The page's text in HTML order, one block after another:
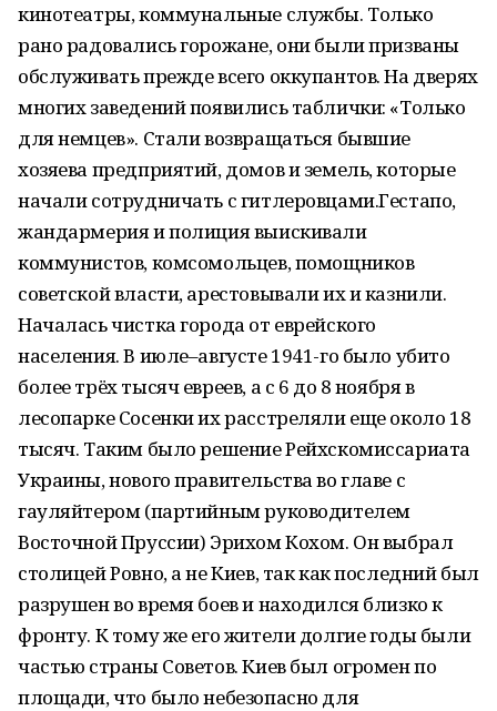
кинотеатры, коммунальные службы. Только
рано радовались горожане, они были призваны
обслуживать прежде всего оккупантов. На дверях
многих заведений появились таблички: «Только
для немцев». Стали возвращаться бывшие
хозяева предприятий, домов и земель, которые
начали сотрудничать с гитлеровцами.Гестапо,
жандармерия и полиция выискивали
коммунистов, комсомольцев, помощников
советской власти, арестовывали их и казнили.
Началась чистка города от еврейского
населения. В июле–августе 1941-го было убито
более трёх тысяч евреев, а с 6 до 8 ноября в
лесопарке Сосенки их расстреляли еще около 18
тысяч. Таким было решение Рейхскомиссариата
Украины, нового правительства во главе с
гауляйтером (партийным руководителем
Восточной Пруссии) Эрихом Кохом. Он выбрал
столицей Ровно, а не Киев, так как последний был
разрушен во время боев и находился близко к
фронту. К тому же его жители долгие годы были
частью страны Советов. Киев был огромен по
площади, что было небезопасно для